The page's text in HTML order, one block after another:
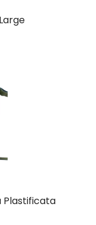
Plastificata